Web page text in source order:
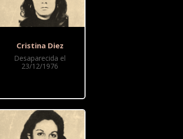
Cristina Diez
Desaparecida el
23/12/1976